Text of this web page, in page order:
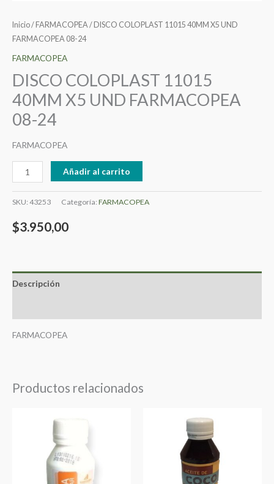
Inicio/ FARMACOPEA/ DISCO COLOPLAST 11015 40MM X5 UND
FARMACOPEA 08-24
FARMACOPEA
DISCO COLOPLAST 11015
40MM X5 UND FARMACOPEA
08-24
FARMACOPEA
Añadir al carrito
SKU: 43253 Categoría: FARMACOPEA
$3.950,00
Descripción
FARMACOPEA
Productos relacionados